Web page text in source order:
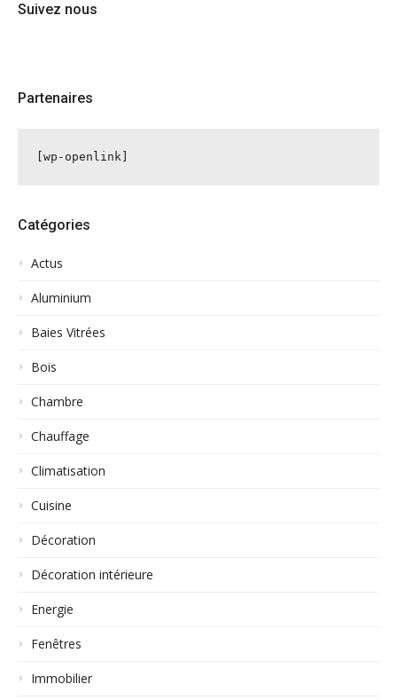
Suivez nous
Partenaires
[wp-openlink]
Catégories
Actus
Aluminium
Baies Vitrées
Bois
Chambre
Chauffage
Climatisation
Cuisine
Décoration
Décoration intérieure
Energie
Fenêtres
Immobilier